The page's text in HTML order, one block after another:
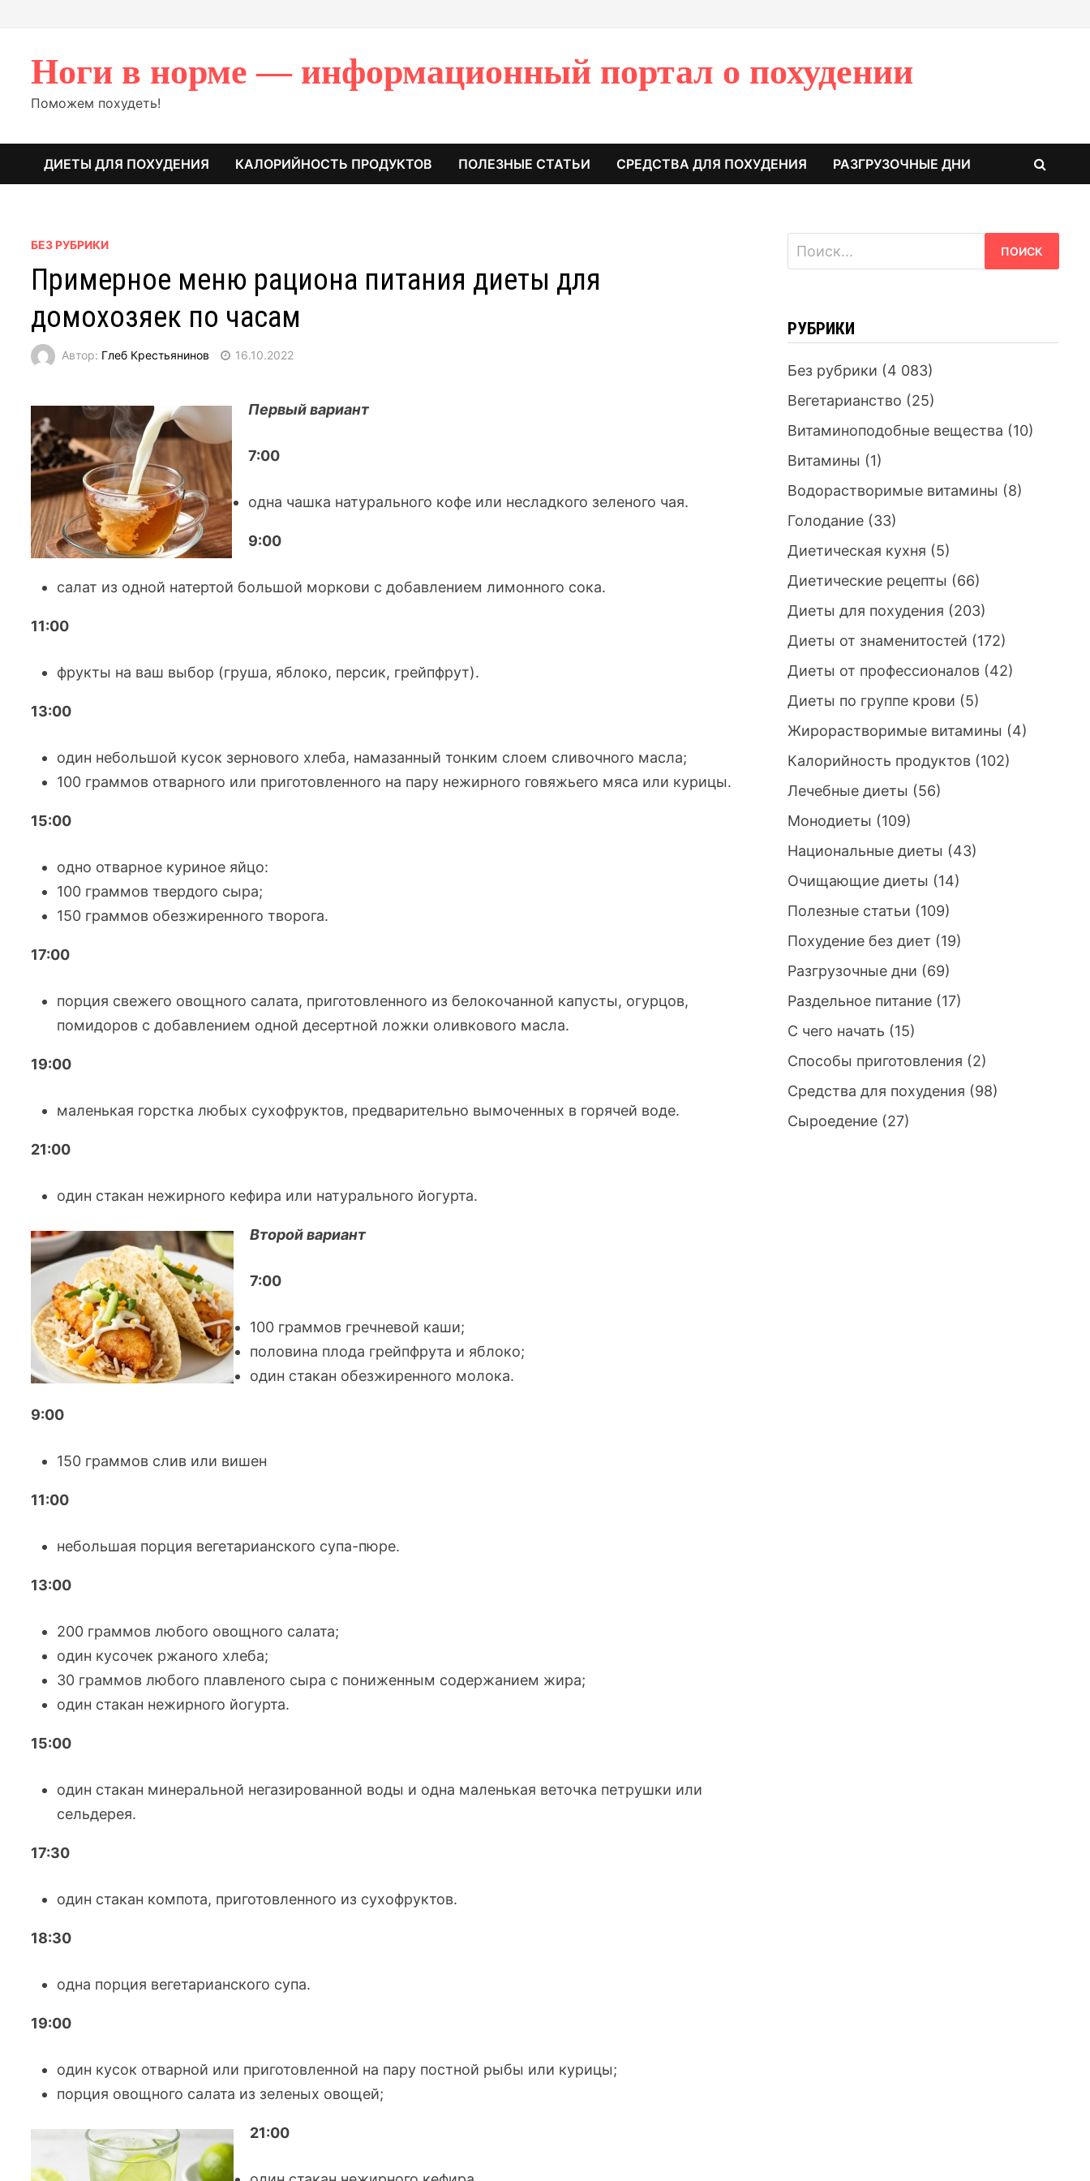
Ноги в норме — информационный портал о похудении
Поможем похудеть!
ДИЕТЫ ДЛЯ ПОХУДЕНИЯ КАЛОРИЙНОСТЬ ПРОДУКТОВ ПОЛЕЗНЫЕ СТАТЬИ СРЕДСТВА ДЛЯ ПОХУДЕНИЯ РАЗГРУЗОЧНЫЕ ДНИ
БЕЗ РУБРИКИ
Примерное меню рациона питания диеты для
домохозяек по часам
Автор: Глеб Крестьянинов 16.10.2022
Первый вариант
7:00
одна чашка натурального кофе или несладкого зеленого чая.
9:00
салат из одной натертой большой моркови с добавлением лимонного сока.
11:00
фрукты на ваш выбор (груша, яблоко, персик, грейпфрут).
13:00
один небольшой кусок зернового хлеба, намазанный тонким слоем сливочного масла;
100 граммов отварного или приготовленного на пару нежирного говяжьего мяса или курицы.
15:00
одно отварное куриное яйцо:
100 граммов твердого сыра;
150 граммов обезжиренного творога.
17:00
порция свежего овощного салата, приготовленного из белокочанной капусты, огурцов,
помидоров с добавлением одной десертной ложки оливкового масла.
19:00
маленькая горстка любых сухофруктов, предварительно вымоченных в горячей воде.
21:00
один стакан нежирного кефира или натурального йогурта.
Второй вариант
7:00
100 граммов гречневой каши;
половина плода грейпфрута и яблоко;
один стакан обезжиренного молока.
9:00
150 граммов слив или вишен
11:00
небольшая порция вегетарианского супа-пюре.
13:00
200 граммов любого овощного салата;
один кусочек ржаного хлеба;
30 граммов любого плавленого сыра с пониженным содержанием жира;
один стакан нежирного йогурта.
15:00
один стакан минеральной негазированной воды и одна маленькая веточка петрушки или
сельдерея.
17:30
один стакан компота, приготовленного из сухофруктов.
18:30
одна порция вегетарианского супа.
19:00
один кусок отварной или приготовленной на пару постной рыбы или курицы;
порция овощного салата из зеленых овощей;
21:00
Найти:
РУБРИКИ
Без рубрики (4 083)
Вегетарианство (25)
Витаминоподобные вещества (10)
Витамины (1)
Водорастворимые витамины (8)
Голодание(33)
Диетическая кухня (5)
Диетические рецепты (66)
Диеты для похудения (203)
Диеты от знаменитостей (172)
Диеты от профессионалов(42)
Диеты по группе крови (5)
Жирорастворимые витамины (4)
Калорийность продуктов(102)
Лечебные диеты (56)
Монодиеты (109)
Национальные диеты (43)
Очищающие диеты (14)
Полезные статьи (109)
Похудение без диет (19)
Разгрузочные дни (69)
Раздельное питание(17)
С чего начать (15)
Способы приготовления (2)
Средства для похудения (98)
Сыроедение(27)